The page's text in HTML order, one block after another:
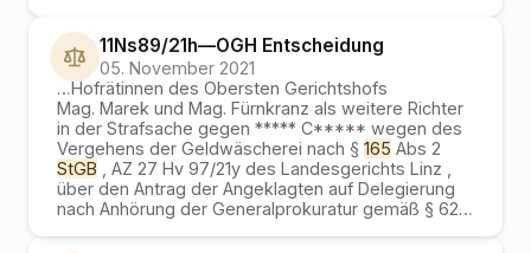
11Ns89/21h—OGH Entscheidung
05. November 2021
…Hofrätinnen des Obersten Gerichtshofs
Mag. Marek und Mag. Fürnkranz als weitere Richter
in der Strafsache gegen ***** C***** wegen des
Vergehens der Geldwäscherei nach § 165 Abs 2
StGB , AZ 27 Hv 97/21y des Landesgerichts Linz ,
über den Antrag der Angeklagten auf Delegierung
nach Anhörung der Generalprokuratur gemäß § 62…